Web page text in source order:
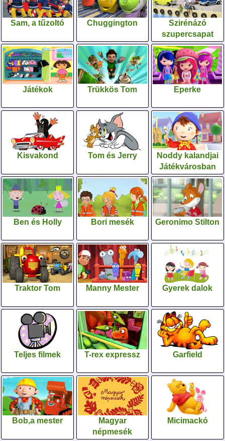
Sam, a tűzoltó Chuggington
Szirénázó
szupercsapat
Játékok Trükkös Tom Eperke
Kisvakond Tom és Jerry
Noddy kalandjai
Játékvárosban
Ben és Holly Bori mesék Geronimo Stilton
Traktor Tom Manny Mester Gyerek dalok
Teljes filmek T-rex expressz Garfield
Bob,a mester
Magyar
népmesék
Micimackó